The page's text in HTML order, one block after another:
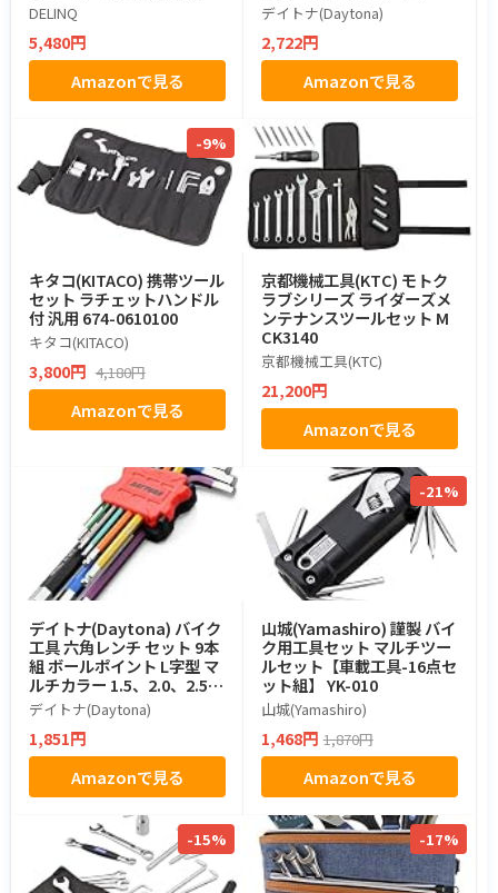
語取扱説明書 自転車整備 バ
イク整備 日常点検 高精度 ト
ルクレンチセット (オレン
ジ, 1-25N.m)
DELINQ
5,480円
Amazonで見る
ト対応 インチ・ミリ ビッ
ト・ソケット ミニツールセ
ット 27ピース 61365
デイトナ(Daytona)
2,722円
Amazonで見る
-9%
キタコ(KITACO) 携帯ツール
セット ラチェットハンドル
付 汎用 674-0610100
キタコ(KITACO)
3,800円 4,180円
Amazonで見る
京都機械工具(KTC) モトク
ラブシリーズ ライダーズメ
ンテナンスツールセット M
CK3140
京都機械工具(KTC)
21,200円
Amazonで見る
デイトナ(Daytona) バイク
工具 六角レンチ セット 9本
組 ボールポイント L字型 マ
ルチカラー 1.5、2.0、2.5、
3.0、4.0、5.0、6.0、8.0、
10.0mm 61387
デイトナ(Daytona)
1,851円
Amazonで見る
-21%
山城(Yamashiro) 謹製 バイ
ク用工具セット マルチツー
ルセット【車載工具-16点セ
ット組】 YK-010
山城(Yamashiro)
1,468円 1,870円
Amazonで見る
-15% -17%